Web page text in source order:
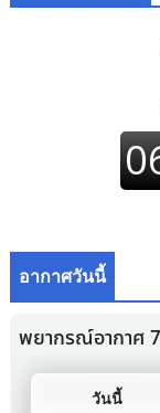
อากาศวันนี้